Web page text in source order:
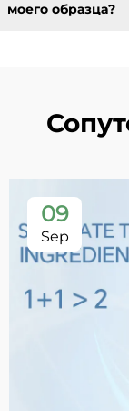
моего образца?
09
Sep